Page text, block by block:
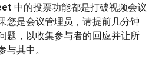
中的投票功能都是打破视频会议
您是会议管理员，请提前几分钟
题，以收集参与者的回应并让所
与其中。